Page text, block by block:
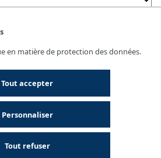
en matière de protection des données.
Tout accepter
Tout refuser
Personnaliser